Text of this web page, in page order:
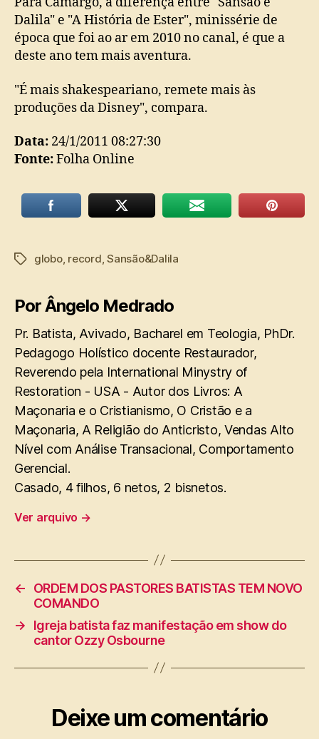
Dalila" e "A História de Ester", minissérie de
época que foi ao ar em 2010 no canal, é que a
deste ano tem mais aventura.
"É mais shakespeariano, remete mais às
produções da Disney", compara.
Data: 24/1/2011 08:27:30
Fonte:Folha Online
Tagsglobo, record ,Sansão&Dalila
Por Ângelo Medrado
Pr. Batista, Avivado, Bacharel em Teologia, PhDr.
Pedagogo Holístico docente Restaurador,
Reverendo pela International Minystry of
Restoration - USA - Autor dos Livros: A
Maçonaria e o Cristianismo, O Cristão e a
Maçonaria, A Religião do Anticristo, Vendas Alto
Nível com Análise Transacional, Comportamento
Gerencial.
Casado, 4 filhos, 6 netos, 2 bisnetos.
Ver arquivo →
←
ORDEM DOS PASTORES BATISTAS TEM NOVO
COMANDO
→
Igreja batista faz manifestação em show do
cantor Ozzy Osbourne
Deixe um comentário